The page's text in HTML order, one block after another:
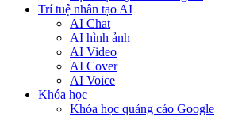
Trí tuệ nhân tạo AI
AI Chat
AI hình ảnh
AI Video
AI Cover
AI Voice
Khóa học
Khóa học quảng cáo Google